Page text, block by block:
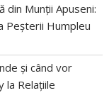
din Munții Apuseni:
Peșterii Humpleu
și când vor
la Relațiile